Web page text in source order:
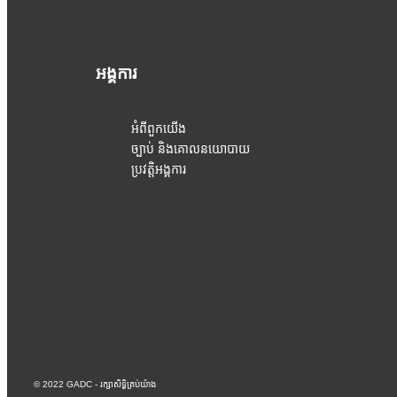
អង្គការ
អំពីពួកយើង
ច្បាប់ និងគោលនយោបាយ
ប្រវត្តិអង្គការ
© 2022 GADC - រក្សាសិទ្ធិគ្រប់យ៉ាង